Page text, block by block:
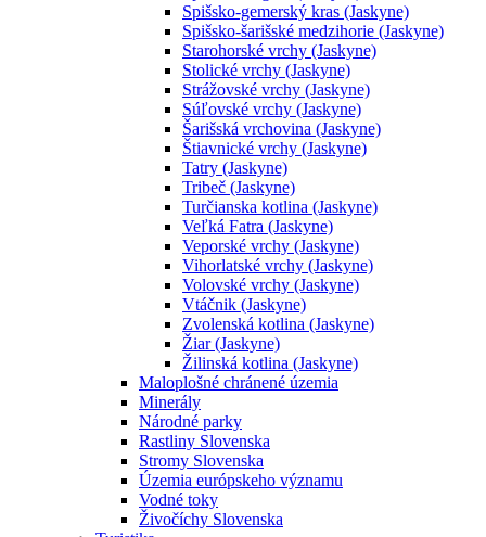
Spišsko-gemerský kras (Jaskyne)
Spišsko-šarišské medzihorie (Jaskyne)
Starohorské vrchy (Jaskyne)
Stolické vrchy (Jaskyne)
Strážovské vrchy (Jaskyne)
Súľovské vrchy (Jaskyne)
Šarišská vrchovina (Jaskyne)
Štiavnické vrchy (Jaskyne)
Tatry (Jaskyne)
Tribeč (Jaskyne)
Turčianska kotlina (Jaskyne)
Veľká Fatra (Jaskyne)
Veporské vrchy (Jaskyne)
Vihorlatské vrchy (Jaskyne)
Volovské vrchy (Jaskyne)
Vtáčnik (Jaskyne)
Zvolenská kotlina (Jaskyne)
Žiar (Jaskyne)
Žilinská kotlina (Jaskyne)
Maloplošné chránené územia
Minerály
Národné parky
Rastliny Slovenska
Stromy Slovenska
Územia európskeho významu
Vodné toky
Živočíchy Slovenska